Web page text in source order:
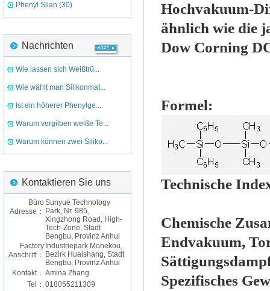
Phenyl Silan (30)
Nachrichten
Wie lassen sich Weißtrü...
Wie wählt man Silikonmat...
Ist ein höherer Phenylge...
Warum vergilben weiße Te...
Warum können zwei Siliko...
Kontaktieren Sie uns
Büro
Adresse：
Sunyue Technology
Park, Nr. 985,
Xingzhong Road, High-
Tech-Zone, Stadt
Bengbu, Provinz Anhui
Factory
Anschrift：
Industriepark Mohekou,
Bezirk Huaishang, Stadt
Bengbu, Provinz Anhui
Kontakt： Amina Zhang
Tel： 018055211309
Hochvakuum-
ähnlich wie die
Dow Corning
Formel:
Technische
Chemische
Endvakuum,
Spezifisches